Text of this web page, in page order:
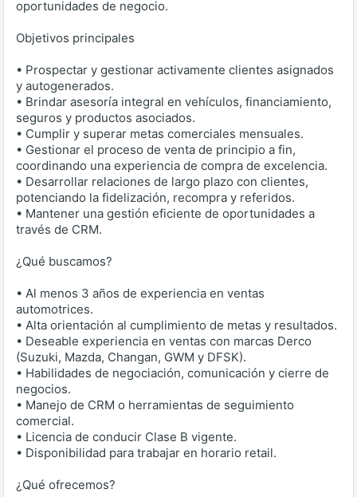
oportunidades de negocio.
Objetivos principales
• Prospectar y gestionar activamente clientes asignados
y autogenerados.
• Brindar asesoría integral en vehículos, financiamiento,
seguros y productos asociados.
• Cumplir y superar metas comerciales mensuales.
• Gestionar el proceso de venta de principio a fin,
coordinando una experiencia de compra de excelencia.
• Desarrollar relaciones de largo plazo con clientes,
potenciando la fidelización, recompra y referidos.
• Mantener una gestión eficiente de oportunidades a
través de CRM.
¿Qué buscamos?
• Al menos 3 años de experiencia en ventas
automotrices.
• Alta orientación al cumplimiento de metas y resultados.
• Deseable experiencia en ventas con marcas Derco
(Suzuki, Mazda, Changan, GWM y DFSK).
• Habilidades de negociación, comunicación y cierre de
negocios.
• Manejo de CRM o herramientas de seguimiento
comercial.
• Licencia de conducir Clase B vigente.
• Disponibilidad para trabajar en horario retail.
¿Qué ofrecemos?